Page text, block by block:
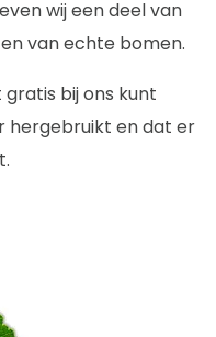
wij een deel van
van echte bomen.
bij ons kunt
hergebruikt en dat er